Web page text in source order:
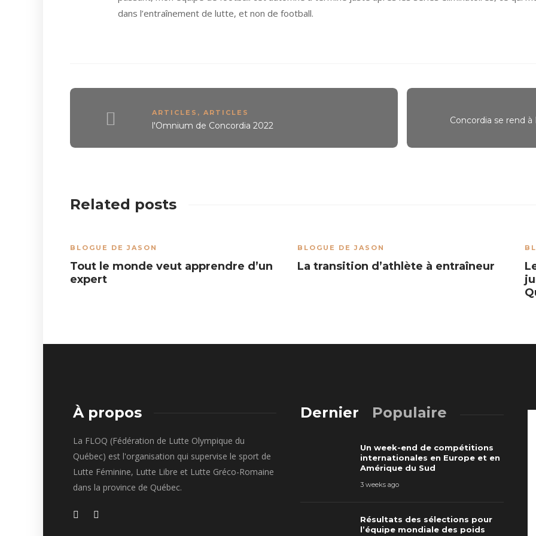
dans l’entraînement de lutte, et non de football.
ARTICLES , ARTICLES
l'Omnium de Concordia 2022
Concordia se rend
Related posts
BLOGUE DE JASON
Tout le monde veut apprendre d’un
expert
BLOGUE DE JASON
La transition d’athlète à entraîneur
À propos
La FLOQ (Fédération de Lutte Olympique du
Québec) est l'organisation qui supervise le sport de
Lutte Féminine, Lutte Libre et Lutte Gréco-Romaine
dans la province de Québec.
Dernier Populaire
Un week-end de compétitions
internationales en Europe et en
Amérique du Sud
3 weeks ago
Résultats des sélections pour
l’équipe mondiale des poids